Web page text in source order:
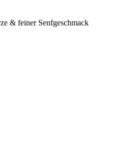
& feiner Senfgeschmack